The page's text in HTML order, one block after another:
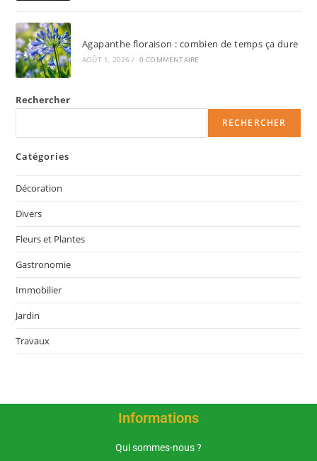
Agapanthe floraison : combien de temps ça dure
AOÛT 1, 2026 / 0 COMMENTAIRE
Rechercher
RECHERCHER
Catégories
Décoration
Divers
Fleurs et Plantes
Gastronomie
Immobilier
Jardin
Travaux
Informations
Qui sommes-nous ?